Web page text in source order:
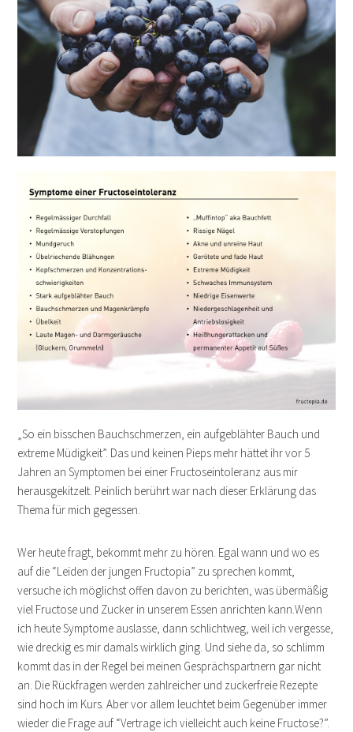
„So ein bisschen Bauchschmerzen, ein aufgeblähter Bauch und
extreme Müdigkeit”. Das und keinen Pieps mehr hättet ihr vor 5
Jahren an Symptomen bei einer Fructoseintoleranz aus mir
herausgekitzelt. Peinlich berührt war nach dieser Erklärung das
Thema für mich gegessen.
Wer heute fragt, bekommt mehr zu hören. Egal wann und wo es
auf die “Leiden der jungen Fructopia” zu sprechen kommt,
versuche ich möglichst offen davon zu berichten, was übermäßig
viel Fructose und Zucker in unserem Essen anrichten kann.Wenn
ich heute Symptome auslasse, dann schlichtweg, weil ich vergesse,
wie dreckig es mir damals wirklich ging. Und siehe da, so schlimm
kommt das in der Regel bei meinen Gesprächspartnern gar nicht
an. Die Rückfragen werden zahlreicher und zuckerfreie Rezepte
sind hoch im Kurs. Aber vor allem leuchtet beim Gegenüber immer
wieder die Frage auf “Vertrage ich vielleicht auch keine Fructose?”.